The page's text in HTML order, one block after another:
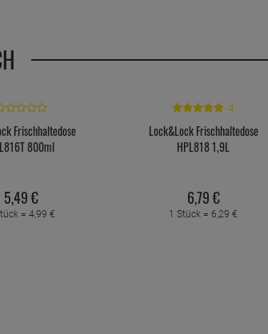
Frischhaltedose
800ml
5,49€
= 4,99 €
4
Lock&Lock Frischhaltedose
HPL818 1,9L
6,79€
1 Stück = 6,29 €